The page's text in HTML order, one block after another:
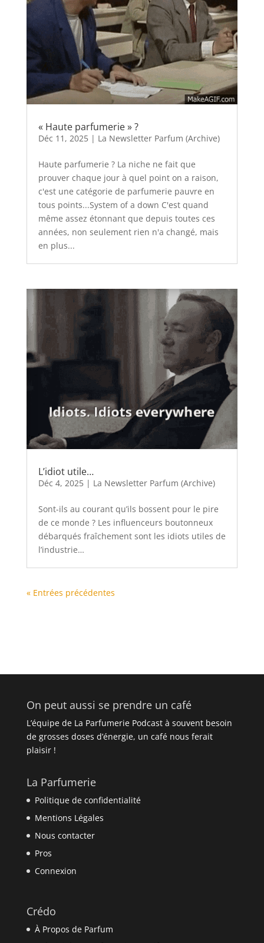
« Haute parfumerie » ?
Déc 11, 2025| La Newsletter Parfum (Archive)
Haute parfumerie ? La niche ne fait que
prouver chaque jour à quel point on a raison,
c'est une catégorie de parfumerie pauvre en
tous points...System of a down C'est quand
même assez étonnant que depuis toutes ces
années, non seulement rien n'a changé, mais
en plus...
L’idiot utile…
Déc 4, 2025| La Newsletter Parfum (Archive)
Sont-ils au courant qu’ils bossent pour le pire
de ce monde ? Les influenceurs boutonneux
débarqués fraîchement sont les idiots utiles de
l’industrie…
« Entrées précédentes
On peut aussi se prendre un café
L’équipe de La Parfumerie Podcast à souvent besoin
de grosses doses d’énergie, un café nous ferait
plaisir !
La Parfumerie
Politique de confidentialité
Mentions Légales
Nous contacter
Pros
Connexion
Crédo
À Propos de Parfum